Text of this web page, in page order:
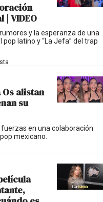
| VIDEO
y la esperanza de una
latino y “La Jefa” del trap
Os alistan
su
fuerzas en una colaboración
mexicano.